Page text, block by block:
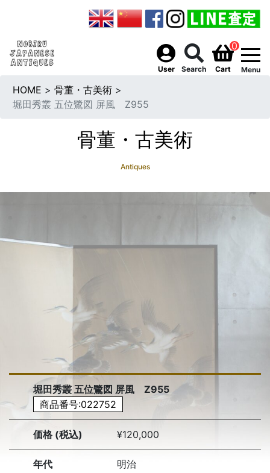
User Search
0
Cart Menu
HOME > 骨董・古美術 >
堀田秀叢 五位鷺図 屏風 Z955
骨董・古美術
Antiques
堀田秀叢 五位鷺図 屏風 Z955
商品番号:022752
価格 (税込) ¥120,000
年代 明治